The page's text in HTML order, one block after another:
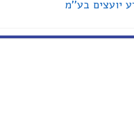
יועצים בע''מ